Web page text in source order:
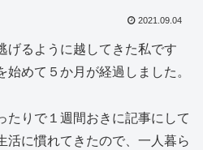
2021.09.04
げるように越してきた私です
めて５か月が経過しました。
たりで１週間おきに記事にして
活に慣れてきたので、一人暮ら